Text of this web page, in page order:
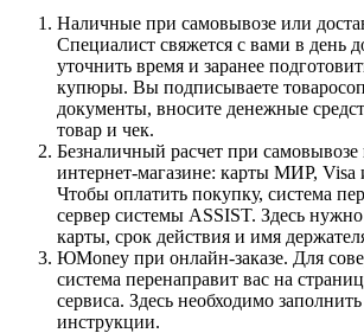
Наличные при самовывозе или
Специалист свяжется с вами в день
уточнить время и заранее
купюры. Вы подписываете
документы, вносите денежные
товар и чек.
Безналичный расчет при
интернет-магазине: карты МИР, Visa
Чтобы оплатить покупку, система
сервер системы ASSIST. Здесь
карты, срок действия и имя
ЮMoney при онлайн-заказе. Для
система перенаправит вас на
сервиса. Здесь необходимо
инструкции.